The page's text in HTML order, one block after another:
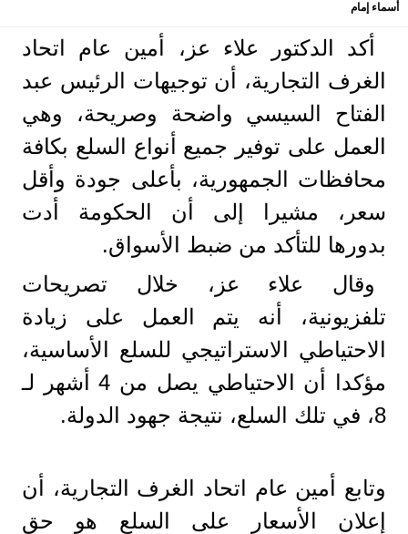
أسماء إمام
أكد الدكتور علاء عز، أمين عام اتحاد
الغرف التجارية، أن توجيهات الرئيس عبد
الفتاح السيسي واضحة وصريحة، وهي
العمل على توفير جميع أنواع السلع بكافة
محافظات الجمهورية، بأعلى جودة وأقل
سعر، مشيرا إلى أن الحكومة أدت
بدورها للتأكد من ضبط الأسواق.
وقال علاء عز، خلال تصريحات
تلفزيونية، أنه يتم العمل على زيادة
الاحتياطي الاستراتيجي للسلع الأساسية،
مؤكدا أن الاحتياطي يصل من 4 أشهر لـ
8، في تلك السلع، نتيجة جهود الدولة.
وتابع أمين عام اتحاد الغرف التجارية، أن
إعلان الأسعار على السلع هو حق